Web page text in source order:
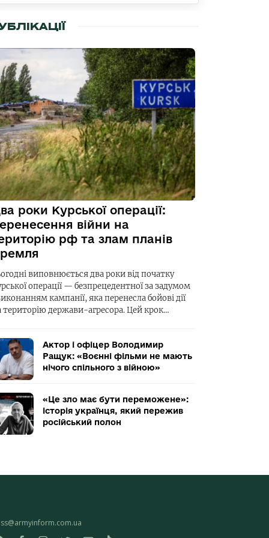
роки Курської операції:
війни на
рф та злам планів
виповнюється два роки від початку
операції — безпрецедентної за задумом
кампанії, яка перенесла бойові дії
територію держави-агресора. Цей крок…
Актор і офіцер Володимир
Ращук: «Воєнні фільми не мають
нічого спільного з війною»
«Це зло має бути переможене»:
історія українця, який пережив
російський полон